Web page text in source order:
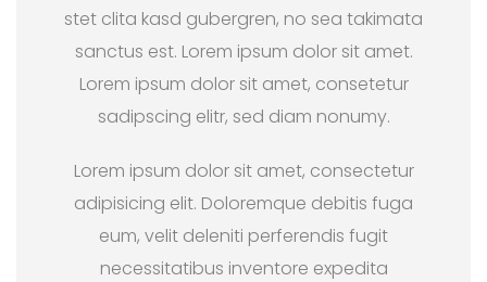
stet clita kasd gubergren, no sea takimata
sanctus est. Lorem ipsum dolor sit amet.
Lorem ipsum dolor sit amet, consetetur
sadipscing elitr, sed diam nonumy.
Lorem ipsum dolor sit amet, consectetur
adipisicing elit. Doloremque debitis fuga
eum, velit deleniti perferendis fugit
necessitatibus inventore expedita